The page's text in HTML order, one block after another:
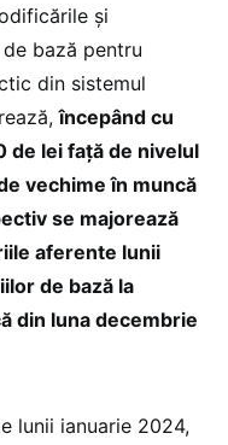
și
bază pentru
din sistemul
începând cu
de lei față de nivelul
vechime în muncă
se majorează
aferente lunii
de bază la
din luna decembrie
lunii ianuarie 2024,